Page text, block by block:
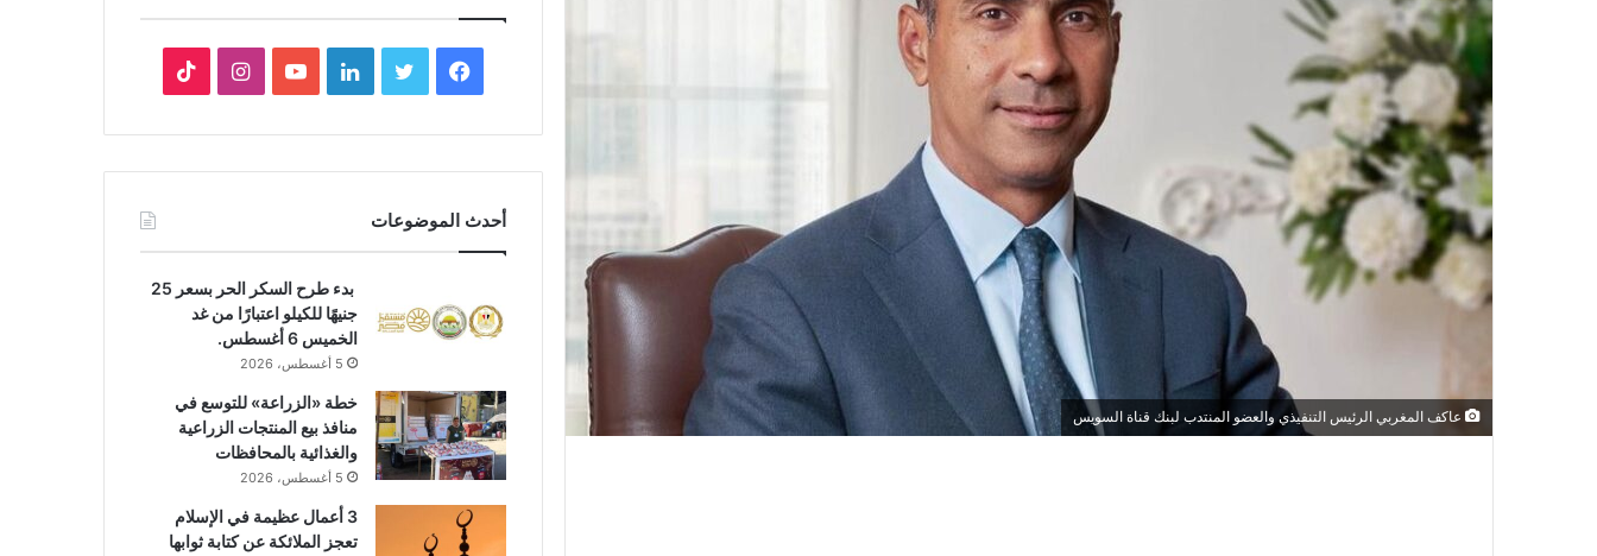
عاكف المغربي الرئيس التنفيذي والعضو المنتدب لبنك قناة السويس
فيسبوكتويتر لينكدإنيوتيوبانستقرام
أحدث الموضوعات
بدء طرح السكر الحر بسعر 25
جنيهًا للكيلو اعتبارًا من غد
الخميس 6 أغسطس.
5 أغسطس، 2026
خطة «الزراعة» للتوسع في
منافذ بيع المنتجات الزراعية
والغذائية بالمحافظات
5 أغسطس، 2026
3 أعمال عظيمة في الإسلام
تعجز الملائكة عن كتابة ثوابها